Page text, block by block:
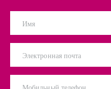
Имя
Электронная почта